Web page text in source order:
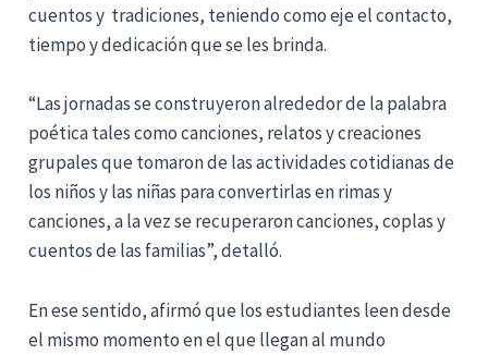
cuentos y tradiciones, teniendo como eje el contacto,
tiempo y dedicación que se les brinda.
“Las jornadas se construyeron alrededor de la palabra
poética tales como canciones, relatos y creaciones
grupales que tomaron de las actividades cotidianas de
los niños y las niñas para convertirlas en rimas y
canciones, a la vez se recuperaron canciones, coplas y
cuentos de las familias”, detalló.
En ese sentido, afirmó que los estudiantes leen desde
el mismo momento en el que llegan al mundo